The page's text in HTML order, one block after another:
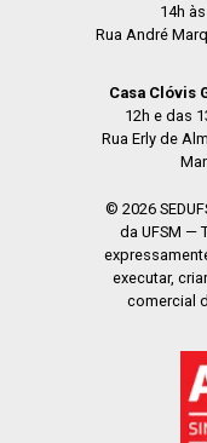
14h
Rua André
Casa Clóvis
12h e das
Rua Erly de
© 2026
da UFSM —
executar,
comercial